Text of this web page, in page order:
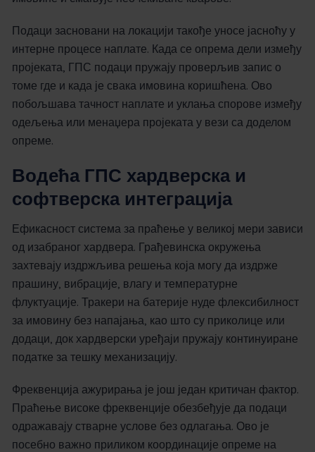
Подаци засновани на локацији такође уносе јасноћу у
интерне процесе наплате. Када се опрема дели између
пројеката, ГПС подаци пружају проверљив запис о
томе где и када је свака имовина коришћена. Ово
побољшава тачност наплате и уклања спорове између
одељења или менаџера пројеката у вези са доделом
опреме.
Водећа ГПС хардверска и
софтверска интеграција
Ефикасност система за праћење у великој мери зависи
од изабраног хардвера. Грађевинска окружења
захтевају издржљива решења која могу да издрже
прашину, вибрације, влагу и температурне
флуктуације. Тракери на батерије нуде флексибилност
за имовину без напајања, као што су приколице или
додаци, док хардверски уређаји пружају континуиране
податке за тешку механизацију.
Фреквенција ажурирања је још један критичан фактор.
Праћење високе фреквенције обезбеђује да подаци
одражавају стварне услове без одлагања. Ово је
посебно важно приликом координације опреме на